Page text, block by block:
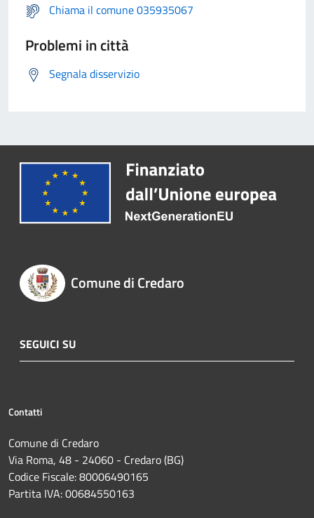
Chiama il comune 035935067
Problemi in città
Segnala disservizio
Comune di Credaro
SEGUICI SU
Contatti
Comune di Credaro
Via Roma, 48 - 24060 - Credaro (BG)
Codice Fiscale: 80006490165
Partita IVA: 00684550163